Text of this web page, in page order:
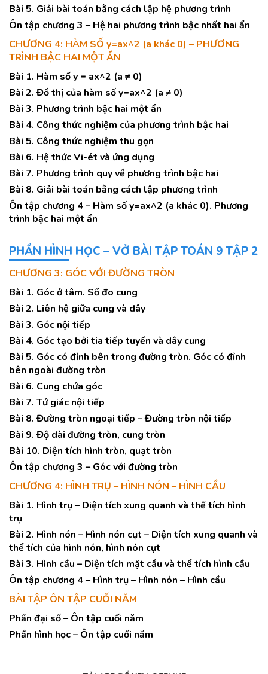
Bài 5. Giải bài toán bằng cách lập hệ phương trình
Ôn tập chương 3 – Hệ hai phương trình bậc nhất hai ẩn
CHƯƠNG 4: HÀM SỐ y=ax^2 (a khác 0) – PHƯƠNG
TRÌNH BẬC HAI MỘT ẨN
Bài 1. Hàm số y = ax^2 (a ≠ 0)
Bài 2. Đồ thị của hàm số y=ax^2 (a ≠ 0)
Bài 3. Phương trình bậc hai một ẩn
Bài 4. Công thức nghiệm của phương trình bậc hai
Bài 5. Công thức nghiệm thu gọn
Bài 6. Hệ thức Vi-ét và ứng dụng
Bài 7. Phương trình quy về phương trình bậc hai
Bài 8. Giải bài toán bằng cách lập phương trình
Ôn tập chương 4 – Hàm số y=ax^2 (a khác 0). Phương
trình bậc hai một ẩn
PHẦN HÌNH HỌC – VỞ BÀI TẬP TOÁN 9 TẬP 2
CHƯƠNG 3: GÓC VỚI ĐƯỜNG TRÒN
Bài 1. Góc ở tâm. Số đo cung
Bài 2. Liên hệ giữa cung và dây
Bài 3. Góc nội tiếp
Bài 4. Góc tạo bởi tia tiếp tuyến và dây cung
Bài 5. Góc có đỉnh bên trong đường tròn. Góc có đỉnh
bên ngoài đường tròn
Bài 6. Cung chứa góc
Bài 7. Tứ giác nội tiếp
Bài 8. Đường tròn ngoại tiếp – Đường tròn nội tiếp
Bài 9. Độ dài đường tròn, cung tròn
Bài 10. Diện tích hình tròn, quạt tròn
Ôn tập chương 3 – Góc với đường tròn
CHƯƠNG 4: HÌNH TRỤ – HÌNH NÓN – HÌNH CẦU
Bài 1. Hình trụ – Diện tích xung quanh và thể tích hình
trụ
Bài 2. Hình nón – Hình nón cụt – Diện tích xung quanh và
thể tích của hình nón, hình nón cụt
Bài 3. Hình cầu – Diện tích mặt cầu và thể tích hình cầu
Ôn tập chương 4 – Hình trụ – Hình nón – Hình cầu
BÀI TẬP ÔN TẬP CUỐI NĂM
Phần đại số – Ôn tập cuối năm
Phần hình học – Ôn tập cuối năm